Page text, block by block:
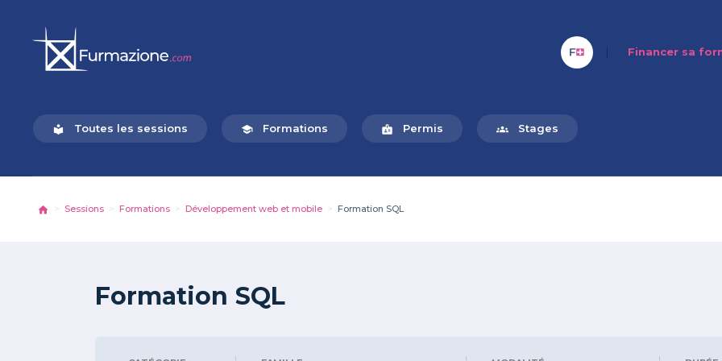
| Financer sa
local_library Toutes les sessions school Formations badge Permis groups Stages
Sessions Formations Développement web et mobile Formation SQL
Formation SQL